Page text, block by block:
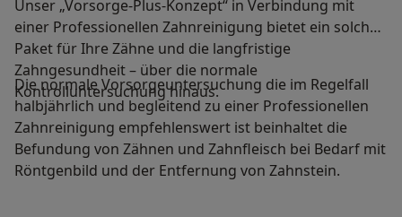
Unser „Vorsorge-Plus-Konzept“ in Verbindung mit
einer Professionellen Zahnreinigung bietet ein solches
Paket für Ihre Zähne und die langfristige
Zahngesundheit – über die normale
Kontrolluntersuchung hinaus.
Die normale Vorsorgeuntersuchung die im Regelfall
halbjährlich und begleitend zu einer Professionellen
Zahnreinigung empfehlenswert ist beinhaltet die
Befundung von Zähnen und Zahnfleisch bei Bedarf mit
Röntgenbild und der Entfernung von Zahnstein.